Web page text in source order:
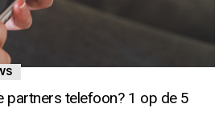
partners telefoon? 1 op de 5